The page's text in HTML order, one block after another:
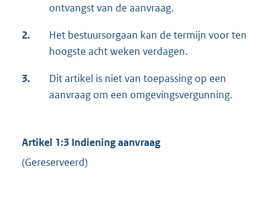
ontvangst van de aanvraag.
2.
Het bestuursorgaan kan de termijn voor ten
hoogste acht weken verdagen.
3.
Dit artikel is niet van toepassing op een
aanvraag om een omgevingsvergunning.
Artikel 1:3 Indiening aanvraag
(Gereserveerd)